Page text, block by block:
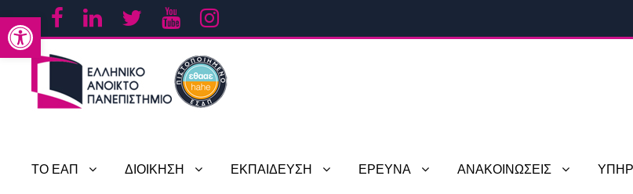
Ανοίξτε τη γραμμή εργαλείων
ΤΟ ΕΑΠ ΔΙΟΙΚΗΣΗ ΕΚΠΑΙΔΕΥΣΗ ΕΡΕΥΝΑ ΑΝΑΚΟΙΝΩΣΕΙΣ